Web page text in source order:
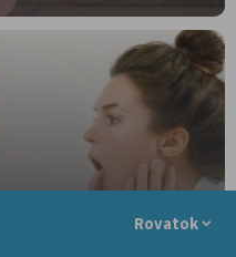
utalhat a nyelv
Rovatok